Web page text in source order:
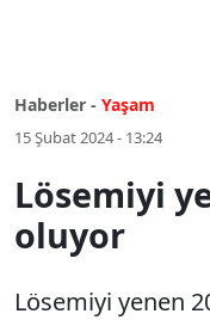
Haberler - Yaşam
15 Şubat 2024 - 13:24
Lösemiyi
oluyor
Lösemiyi yenen